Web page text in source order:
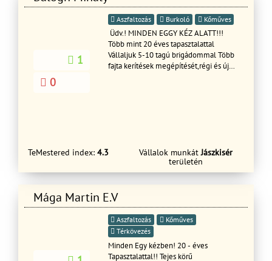
Megegyezünk....
1
0
Aszfaltozás Burkoló Kőműves
Üdv.! MINDEN EGGY KÉZ ALATT!!!
Több mint 20 éves tapasztalattal
Vállaljuk 5-10 tagú brigádommal Több
fajta kerítések megépítését,régi és új
építését és bontását terasz építését és
burkolását válaljuk rövid határidőn
belül dolgozunk GARANCIÁVAL!!
képeinket és ha tetszik a munkáink
akkor hívjon bizalommal
TeMestered index: 4.3 Vállalok munkátJászkisér
területén
Mága Martin E.V
Aszfaltozás
Kőműves
Térkövezés
Minden Egy kézben! 20 - éves
Tapasztalattal!! Tejes körű